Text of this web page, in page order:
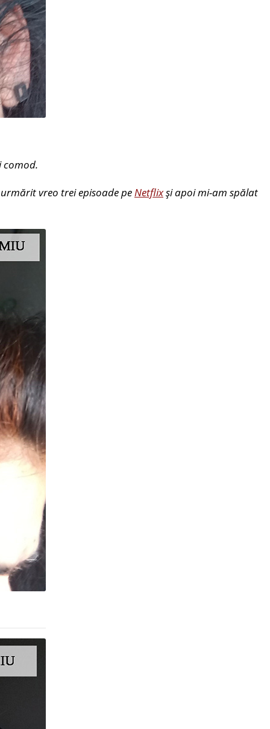
comod.
vreo trei episoade pe Netflixși apoi mi-am spălat